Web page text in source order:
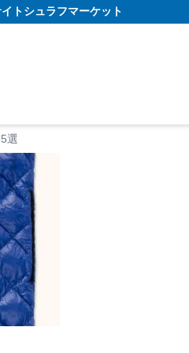
トシュラフマーケット
選